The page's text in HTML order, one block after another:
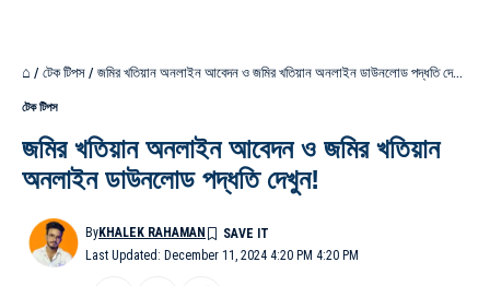
⌂ / টেক টিপস / জমির খতিয়ান অনলাইন আবেদন ও জমির খতিয়ান অনলাইন ডাউনলোড পদ্ধতি দেখুন!
টেক টিপস
জমির খতিয়ান অনলাইন আবেদন ও জমির খতিয়ান
অনলাইন ডাউনলোড পদ্ধতি দেখুন!
Last Updated: December 11, 2024 4:20 PM 4:20 PM
ByKHALEK RAHAMAN